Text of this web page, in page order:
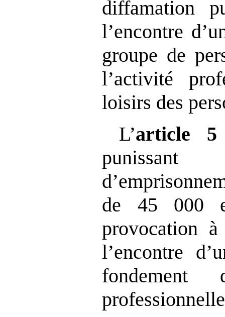
diffamation
l’encontre
groupe de
l’activité
loisirs des
L’article 5
de 45 000
provocation
l’encontre